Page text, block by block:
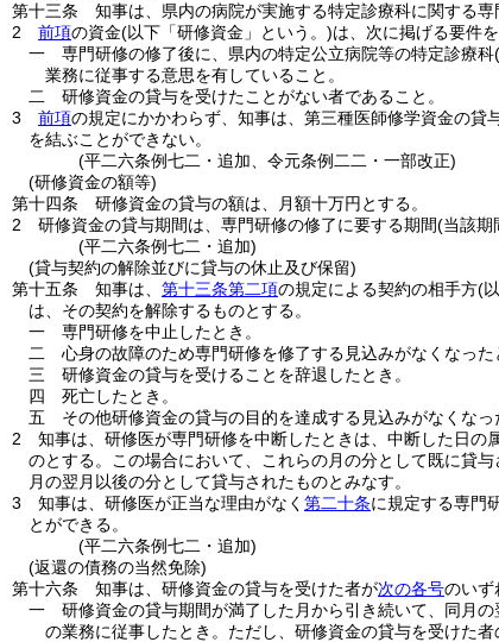
第十三条
知事は、県内の病院が実施する特定診療科に関する
2
前項の資金(以下「研修資金」という。)は、次に掲げる要件
一
専門研修の修了後に、県内の特定公立病院等の特定診療科
業務に従事する意思を有していること。
二
研修資金の貸与を受けたことがない者であること。
3
前項の規定にかかわらず、知事は、第三種医師修学資金の
を結ぶことができない。
(平二六条例七二・追加、令元条例二二・一部改正)
(研修資金の額等)
第十四条
研修資金の貸与の額は、月額十万円とする。
2
研修資金の貸与期間は、専門研修の修了に要する期間(当該期
(平二六条例七二・追加)
(貸与契約の解除並びに貸与の休止及び保留)
第十五条
知事は、 第十三条第二項の規定による契約の相手方(
は、その契約を解除するものとする。
一
専門研修を中止したとき。
二
心身の故障のため専門研修を修了する見込みがなくなった
三
研修資金の貸与を受けることを辞退したとき。
四
死亡したとき。
五
その他研修資金の貸与の目的を達成する見込みがなくなっ
2
知事は、研修医が専門研修を中断したときは、中断した日
のとする。
この場合において、これらの月の分として既に貸
月の翌月以後の分として貸与されたものとみなす。
3
知事は、研修医が正当な理由がなく 第二十条に規定する専門
とができる。
(平二六条例七二・追加)
(返還の債務の当然免除)
第十六条
知事は、研修資金の貸与を受けた者が次の各号のいず
一
研修資金の貸与期間が満了した月から引き続いて、同月
の業務に従事したとき。 ただし、研修資金の貸与を受けた